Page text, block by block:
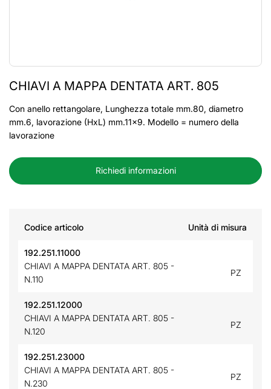
CHIAVI A MAPPA DENTATA ART. 805
Con anello rettangolare, Lunghezza totale mm.80, diametro
mm.6, lavorazione (HxL) mm.11x9. Modello = numero della
lavorazione
Richiedi informazioni
Codice articolo Unità di misura
192.251.11000
CHIAVI A MAPPA DENTATA ART. 805 -
N.110
PZ
192.251.12000
CHIAVI A MAPPA DENTATA ART. 805 -
N.120
PZ
192.251.23000
CHIAVI A MAPPA DENTATA ART. 805 -
N.230
PZ